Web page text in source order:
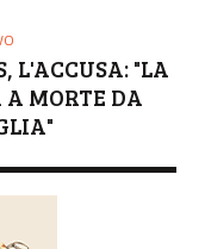
L'ACCUSA: "LA
MORTE DA